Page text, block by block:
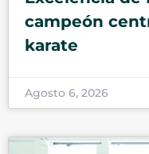
campeón
karate
Agosto 6, 2026